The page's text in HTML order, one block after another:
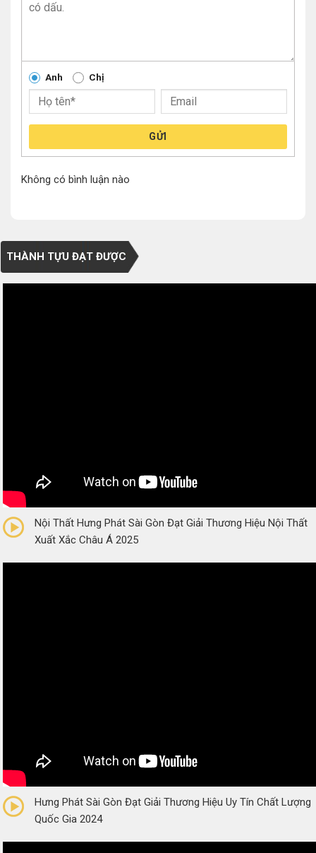
Anh Chị
GỬI
Không có bình luận nào
THÀNH TỰU ĐẠT ĐƯỢC
(0 Reviews)
Nội Thất Hưng Phát Sài Gòn Đạt Giải Thương Hiệu Nội Thất
Xuất Xắc Châu Á 2025
(0 Reviews)
Hưng Phát Sài Gòn Đạt Giải Thương Hiệu Uy Tín Chất Lượng
Quốc Gia 2024